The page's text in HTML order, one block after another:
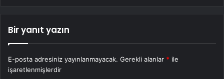
Bir yanıt yazın
E-posta adresiniz yayınlanmayacak. Gerekli alanlar * ile
işaretlenmişlerdir